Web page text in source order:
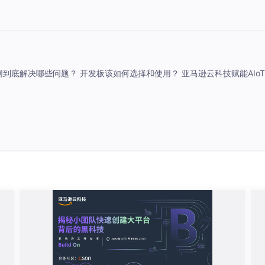
底解决哪些问题？ 开发板该如何选择和使用？ 亚马逊云科技赋能